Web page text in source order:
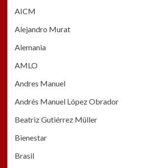
AICM
Alejandro Murat
Alemania
AMLO
Andres Manuel
Andrés Manuel López Obrador
Beatriz Gutiérrez Müller
Bienestar
Brasil